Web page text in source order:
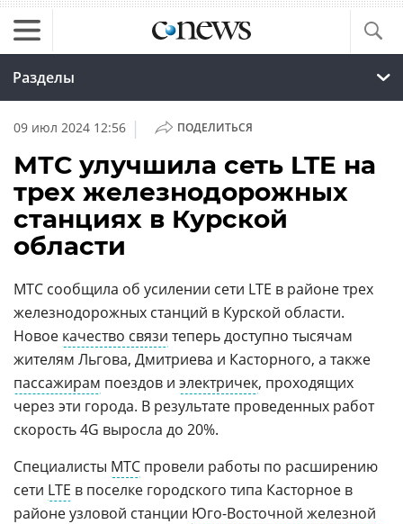
Разделы
09 июл 2024 12:56 | ПОДЕЛИТЬСЯ
МТС улучшила сеть LTE на
трех железнодорожных
станциях в Курской
области
МТС сообщила об усилении сети LTE в районе трех
железнодорожных станций в Курской области.
Новое качество связи теперь доступно тысячам
жителям Льгова, Дмитриева и Касторного, а также
пассажирам поездов и электричек, проходящих
через эти города. В результате проведенных работ
скорость 4G выросла до 20%.
Специалисты МТС провели работы по расширению
сети LTE в поселке городского типа Касторное в
районе узловой станции Юго-Восточной железной